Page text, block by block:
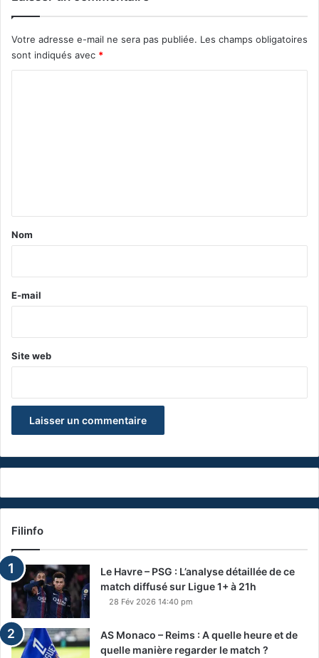
Votre adresse e-mail ne sera pas publiée. Les champs obligatoires
sont indiqués avec *
a
e
Nom
E-mail
Site web
Filinfo
Le Havre – PSG : L’analyse détaillée de ce
match diffusé sur Ligue 1+ à 21h
28 Fév 2026 14:40 pm
AS Monaco – Reims : A quelle heure et de
quelle manière regarder le match ?